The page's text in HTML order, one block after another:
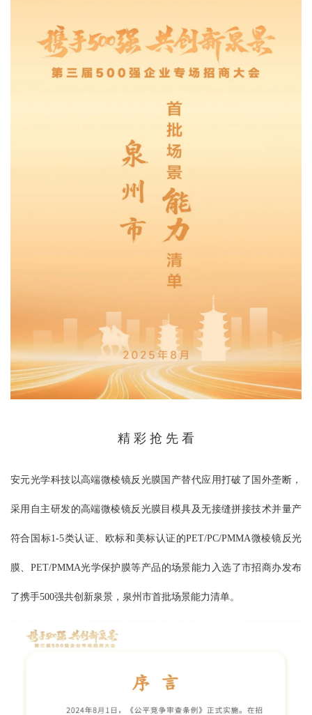
精 彩 抢 先 看
安元光学科技以高端微棱镜反光膜国产替代应用打破了国外垄断，
采用自主研发的高端微棱镜反光膜目模具及无接缝拼接技术并量产
符合国标1-5类认证、欧标和美标认证的PET/PC/PMMA微棱镜反光
膜、PET/PMMA光学保护膜等产品的场景能力入选了市招商办发布
了携手500强共创新泉景，泉州市首批场景能力清单。